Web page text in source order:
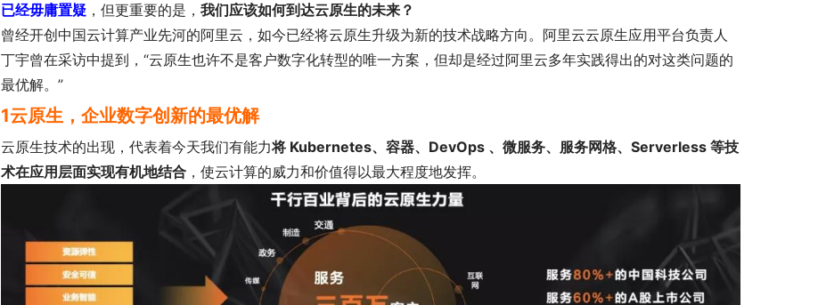
已经毋庸置疑 ，但更重要的是， 我们应该如何到达云原生的未来？
曾经开创中国云计算产业先河的阿里云，如今已经将云原生升级为新的技术战略方向。阿里云云原生应用平台负责人
丁宇曾在采访中提到，“云原生也许不是客户数字化转型的唯一方案，但却是经过阿里云多年实践得出的对这类问题的
最优解。”
1云原生，企业数字创新的最优解
云原生技术的出现，代表着今天我们有能力将 Kubernetes、容器、DevOps 、微服务、服务网格、Serverless 等技
术在应用层面实现有机地结合 ，使云计算的威力和价值得以最大程度地发挥。